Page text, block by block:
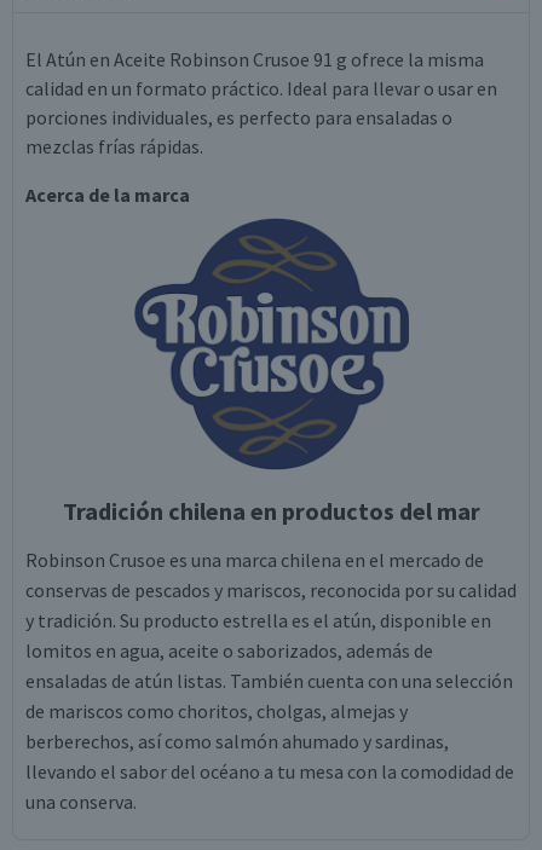
El Atún en Aceite Robinson Crusoe 91 g ofrece la misma
calidad en un formato práctico. Ideal para llevar o usar en
porciones individuales, es perfecto para ensaladas o
mezclas frías rápidas.
Acerca de la marca
Tradición chilena en productos del mar
Robinson Crusoe es una marca chilena en el mercado de
conservas de pescados y mariscos, reconocida por su calidad
y tradición. Su producto estrella es el atún, disponible en
lomitos en agua, aceite o saborizados, además de
ensaladas de atún listas. También cuenta con una selección
de mariscos como choritos, cholgas, almejas y
berberechos, así como salmón ahumado y sardinas,
llevando el sabor del océano a tu mesa con la comodidad de
una conserva.